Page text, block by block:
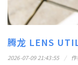
腾龙 LENS
2026-07-09 21:43:55 作